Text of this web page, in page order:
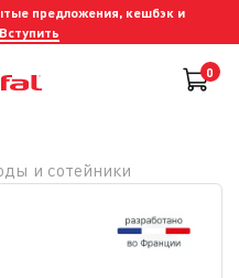
предложения, кешбэк и
Вступить
0
и cотейники